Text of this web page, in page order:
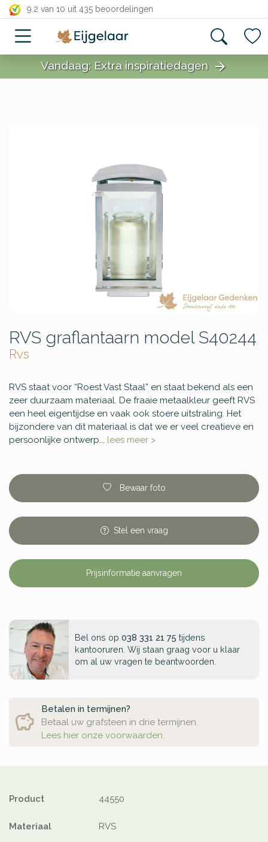
9.2 van 10 uit 435 beoordelingen
close
Vandaag: Extra inspiratiedagen arrow_forward
RVS graflantaarn model S40244
Rvs
RVS staat voor “Roest Vast Staal” en staat bekend als een
zeer duurzaam materiaal. De fraaie metaalkleur geeft RVS
een heel eigentijdse en vaak ook stoere uitstraling. Het
bijzondere van dit materiaal is dat we er veel creatieve en
persoonlijke ontwerp... lees meer >
Bewaar foto
Stel een vraag
Prijsinformatie aanvragen
Bel ons op 038 331 21 75 tijdens
kantooruren. Wij staan graag voor u klaar
om al uw vragen te beantwoorden.
Betalen in termijnen?
Betaal uw grafsteen in drie termijnen.
Lees hier onze voorwaarden.
Product 44550
Materiaal RVS